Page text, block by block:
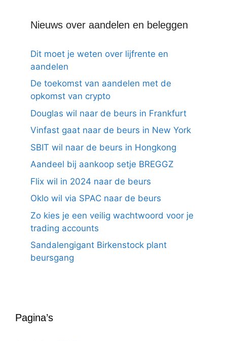
Nieuws over aandelen en beleggen
Dit moet je weten over lijfrente en
aandelen
De toekomst van aandelen met de
opkomst van crypto
Douglas wil naar de beurs in Frankfurt
Vinfast gaat naar de beurs in New York
SBIT wil naar de beurs in Hongkong
Aandeel bij aankoop setje BREGGZ
Flix wil in 2024 naar de beurs
Oklo wil via SPAC naar de beurs
Zo kies je een veilig wachtwoord voor je
trading accounts
Sandalengigant Birkenstock plant
beursgang
Pagina’s